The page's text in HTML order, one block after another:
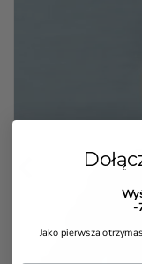
-
Jako pierwsza